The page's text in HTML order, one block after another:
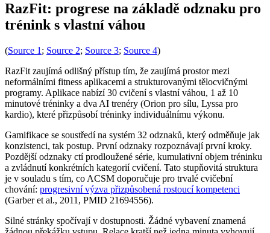
RazFit: progrese na základě odznaku pro
trénink s vlastní váhou
(Source 1 ; Source 2; Source 3; Source 4)
RazFit zaujímá odlišný přístup tím, že zaujímá prostor mezi
neformálními fitness aplikacemi a strukturovanými tělocvičnými
programy. Aplikace nabízí 30 cvičení s vlastní váhou, 1 až 10
minutové tréninky a dva AI trenéry (Orion pro sílu, Lyssa pro
kardio), které přizpůsobí tréninky individuálnímu výkonu.
Gamifikace se soustředí na systém 32 odznaků, který odměňuje jak
konzistenci, tak postup. První odznaky rozpoznávají první kroky.
Pozdější odznaky ctí prodloužené série, kumulativní objem tréninku
a zvládnutí konkrétních kategorií cvičení. Tato stupňovitá struktura
je v souladu s tím, co ACSM doporučuje pro trvalé cvičební
chování: progresivní výzva přizpůsobená rostoucí kompetenci
(Garber et al., 2011, PMID 21694556).
Silné stránky spočívají v dostupnosti. Žádné vybavení znamená